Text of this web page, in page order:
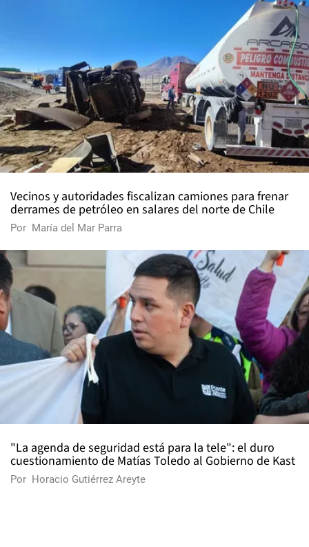
Vecinos y autoridades fiscalizan camiones para frenar
derrames de petróleo en salares del norte de Chile
Por María del Mar Parra
"La agenda de seguridad está para la tele": el duro
cuestionamiento de Matías Toledo al Gobierno de Kast
Por Horacio Gutiérrez Areyte